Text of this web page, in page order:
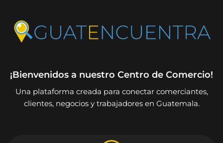
¡Bienvenidos a nuestro Centro de Comercio!
Una plataforma creada para conectar comerciantes,
clientes, negocios y trabajadores en Guatemala.